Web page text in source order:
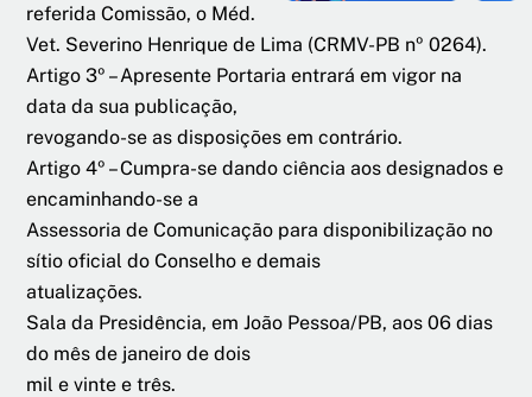
referida Comissão, o Méd.
Vet. Severino Henrique de Lima (CRMV-PB nº 0264).
Artigo 3º – Apresente Portaria entrará em vigor na
data da sua publicação,
revogando-se as disposições em contrário.
Artigo 4º – Cumpra-se dando ciência aos designados e
encaminhando-se a
Assessoria de Comunicação para disponibilização no
sítio oficial do Conselho e demais
atualizações.
Sala da Presidência, em João Pessoa/PB, aos 06 dias
do mês de janeiro de dois
mil e vinte e três.